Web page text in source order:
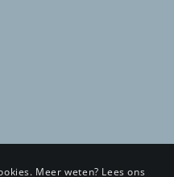
Meer weten? Lees ons